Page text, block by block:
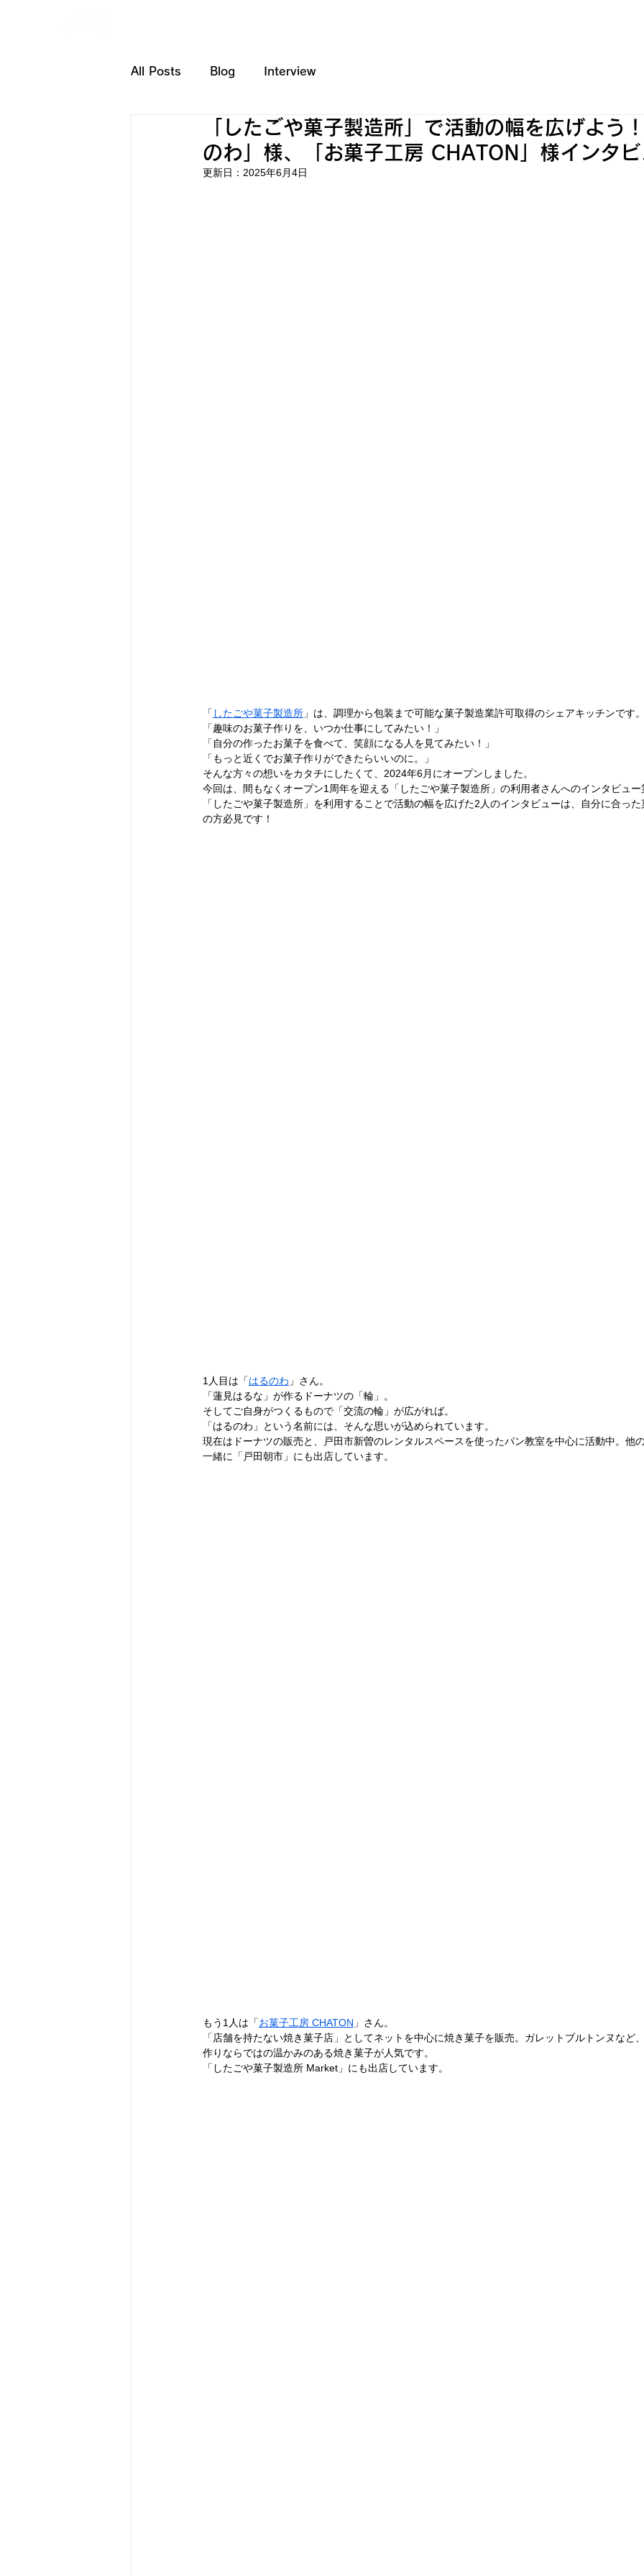
All Posts Blog Interview
「したごや菓子製造所」で活動の幅を広げよう
のわ」様、「お菓子工房 CHATON」様インタビ
更新日： 2025年6月4日
「 したごや菓子製造所 」は、調理から包装まで可能な菓子製造業許可取得のシェアキッチンです。
「趣味のお菓子作りを、いつか仕事にしてみたい！」
「自分の作ったお菓子を食べて、笑顔になる人を見てみたい！」
「もっと近くでお菓子作りができたらいいのに。」
そんな方々の想いをカタチにしたくて、2024年6月にオープンしました。
今回は、間もなくオープン1周年を迎える「したごや菓子製造所」の利用者さんへのインタビュー
「したごや菓子製造所」を利用することで活動の幅を広げた2人のインタビューは、自分に合っ
の方必見です！
1人目は「はるのわ 」さん。
「蓮見はるな」が作るドーナツの「輪」。
そしてご自身がつくるもので「交流の輪」が広がれば。
「はるのわ」という名前には、そんな思いが込められています。
現在はドーナツの販売と、戸田市新曽のレンタルスペースを使ったパン教室を中心に活動中。他
一緒に「戸田朝市」にも出店しています。
もう1人は「お菓子工房 CHATON 」さん。
「店舗を持たない焼き菓子店」としてネットを中心に焼き菓子を販売。ガレットブルトンヌなど
作りならではの温かみのある焼き菓子が人気です。
「したごや菓子製造所 Market」にも出店しています。